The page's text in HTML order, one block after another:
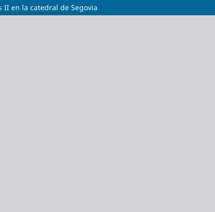
II en la catedral de Segovia